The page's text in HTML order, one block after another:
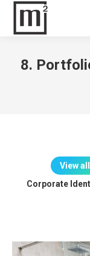
8.
View all
Corporate